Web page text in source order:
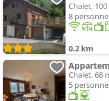
Chalet, 100
8
0.2 km
Chalet, 68
5